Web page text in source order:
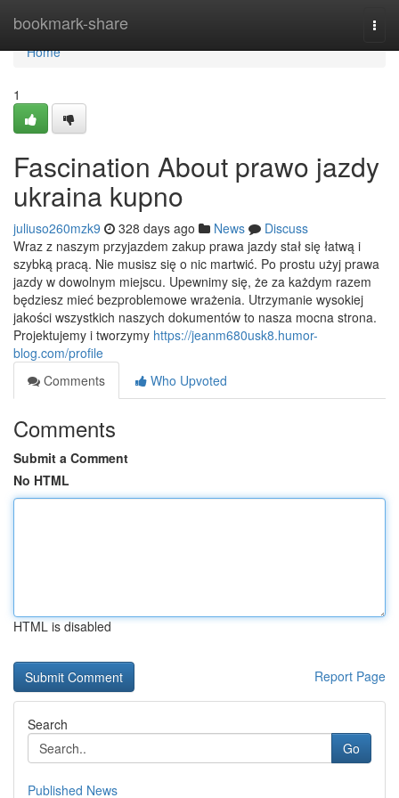
bookmark-share
Home
Home
1
Fascination About prawo jazdy
ukraina kupno
juliuso260mzk9 328 days ago News
Discuss
Wraz z naszym przyjazdem zakup prawa jazdy stał się łatwą i
szybką pracą. Nie musisz się o nic martwić. Po prostu użyj prawa
jazdy w dowolnym miejscu. Upewnimy się, że za każdym razem
będziesz mieć bezproblemowe wrażenia. Utrzymanie wysokiej
jakości wszystkich naszych dokumentów to nasza mocna strona.
Projektujemy i tworzymy https://jeanm680usk8.humor-
blog.com/profile
Comments
Who Upvoted
Comments
Submit a Comment
No HTML
HTML is disabled
Report Page
Search
Go
Published News